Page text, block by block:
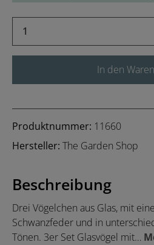
Produkt Anzahl: Gib
In den
Produktnummer: 11660
Hersteller: The Garden Shop
Beschreibung
Drei Vögelchen aus Glas, mit
Schwanzfeder und in
Tönen. 3er Set Glasvögel mit…